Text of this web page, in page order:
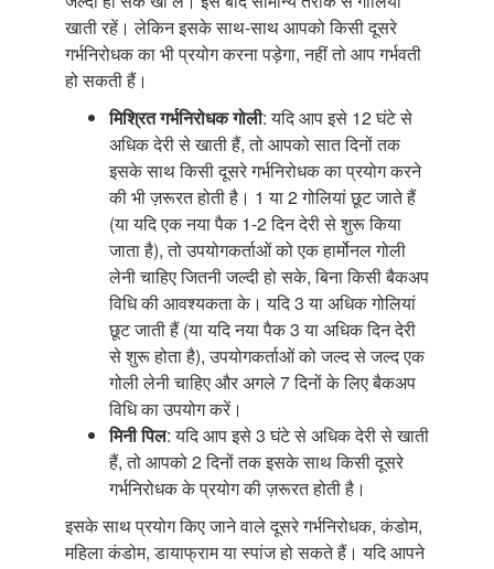
खाती रहें। लेकिन इसके साथ-साथ आपको किसी दूसरे
गर्भनिरोधक का भी प्रयोग करना पड़ेगा, नहीं तो आप गर्भवती
हो सकती हैं।
मिश्रित गर्भनिरोधक गोली: यदि आप इसे 12 घंटे से
अधिक देरी से खाती हैं, तो आपको सात दिनों तक
इसके साथ किसी दूसरे गर्भनिरोधक का प्रयोग करने
की भी ज़रूरत होती है। 1 या 2 गोलियां छूट जाते हैं
(या यदि एक नया पैक 1-2 दिन देरी से शुरू किया
जाता है), तो उपयोगकर्ताओं को एक हार्मोनल गोली
लेनी चाहिए जितनी जल्दी हो सके, बिना किसी बैकअप
विधि की आवश्यकता के। यदि 3 या अधिक गोलियां
छूट जाती हैं (या यदि नया पैक 3 या अधिक दिन देरी
से शुरू होता है), उपयोगकर्ताओं को जल्द से जल्द एक
गोली लेनी चाहिए और अगले 7 दिनों के लिए बैकअप
विधि का उपयोग करें।
मिनी पिल: यदि आप इसे 3 घंटे से अधिक देरी से खाती
हैं, तो आपको 2 दिनों तक इसके साथ किसी दूसरे
गर्भनिरोधक के प्रयोग की ज़रूरत होती है।
इसके साथ प्रयोग किए जाने वाले दूसरे गर्भनिरोधक, कंडोम,
महिला कंडोम, डायाफ्राम या स्पांज हो सकते हैं। यदि आपने